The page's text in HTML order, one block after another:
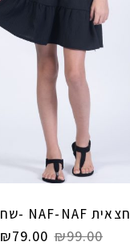
חצאית NAF-NAF -שחורה
₪99.00
₪79.00